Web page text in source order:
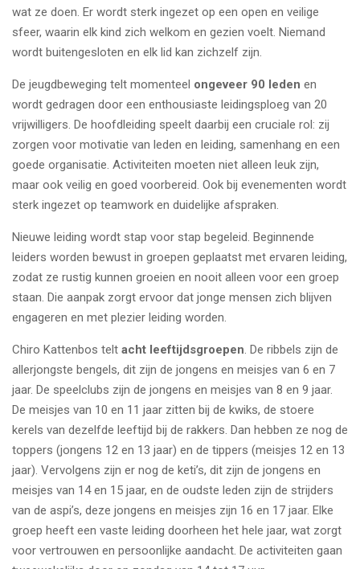
wat ze doen. Er wordt sterk ingezet op een open en veilige
sfeer, waarin elk kind zich welkom en gezien voelt. Niemand
wordt buitengesloten en elk lid kan zichzelf zijn.
De jeugdbeweging telt momenteel ongeveer 90 leden en
wordt gedragen door een enthousiaste leidingsploeg van 20
vrijwilligers. De hoofdleiding speelt daarbij een cruciale rol: zij
zorgen voor motivatie van leden en leiding, samenhang en een
goede organisatie. Activiteiten moeten niet alleen leuk zijn,
maar ook veilig en goed voorbereid. Ook bij evenementen wordt
sterk ingezet op teamwork en duidelijke afspraken.
Nieuwe leiding wordt stap voor stap begeleid. Beginnende
leiders worden bewust in groepen geplaatst met ervaren leiding,
zodat ze rustig kunnen groeien en nooit alleen voor een groep
staan. Die aanpak zorgt ervoor dat jonge mensen zich blijven
engageren en met plezier leiding worden.
Chiro Kattenbos telt acht leeftijdsgroepen. De ribbels zijn de
allerjongste bengels, dit zijn de jongens en meisjes van 6 en 7
jaar. De speelclubs zijn de jongens en meisjes van 8 en 9 jaar.
De meisjes van 10 en 11 jaar zitten bij de kwiks, de stoere
kerels van dezelfde leeftijd bij de rakkers. Dan hebben ze nog de
toppers (jongens 12 en 13 jaar) en de tippers (meisjes 12 en 13
jaar). Vervolgens zijn er nog de keti’s, dit zijn de jongens en
meisjes van 14 en 15 jaar, en de oudste leden zijn de strijders
van de aspi’s, deze jongens en meisjes zijn 16 en 17 jaar. Elke
groep heeft een vaste leiding doorheen het hele jaar, wat zorgt
voor vertrouwen en persoonlijke aandacht. De activiteiten gaan